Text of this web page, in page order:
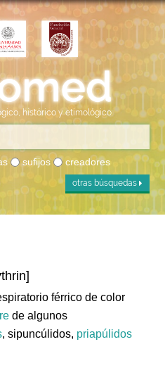
histórico y etimológico
sufijos creadores
otras búsquedas
férrico de color
de algunos
, sipuncúlidos, priapúlidos